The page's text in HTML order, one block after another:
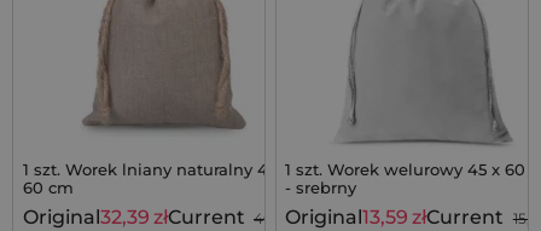
1 szt. Worek lniany naturalny 45 x
60 cm
40,49 zł
Original32,39 złCurrent
1 szt. Worek welurowy 45 x 60
- srebrny
Original13,59 złCurrent